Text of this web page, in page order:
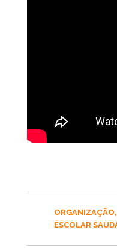
ESCOLAR